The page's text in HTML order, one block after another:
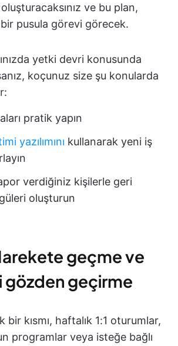
ve bu plan,
pusula görevi görecek.
yetki devri konusunda
koçunuz size şu konularda
pratik yapın
yazılımını kullanarak yeni iş
verdiğiniz kişilerle geri
oluşturun
geçme ve
gözden geçirme
bir kısmı, haftalık 1:1 oturumlar,
programlar veya isteğe bağlı